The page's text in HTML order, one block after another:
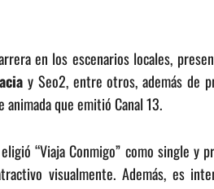
en los escenarios locales,
y Seo2, entre otros, además de
que emitió Canal 13.
“Viaja Conmigo” como single
visualmente. Además, es